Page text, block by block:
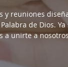
y reuniones
de Dios.
a unirte a